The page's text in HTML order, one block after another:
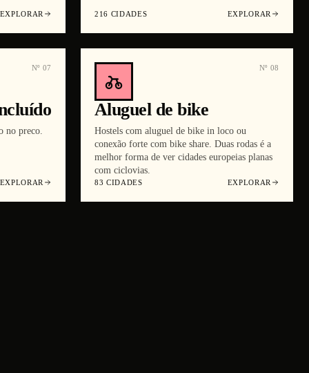
EXPLORAR 216 CIDADES EXPLORAR
Nº 07
no preco.
EXPLORAR
Nº 08
Aluguel de bike
Hostels com aluguel de bike in loco ou
conexão forte com bike share. Duas rodas é a
melhor forma de ver cidades europeias planas
com ciclovias.
83 CIDADES EXPLORAR